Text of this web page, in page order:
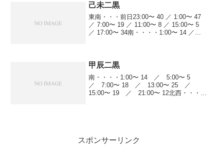
己未二黒
東南・・・前日23:00〜 40 ／ 1:00〜 47
／ 7:00〜 19 ／ 11:00〜 8 ／ 15:00〜 5
／ 17:00〜 34南・・・・1:00〜 14 ／
甲辰二黒
南・・・・1:00〜 14 ／ 5:00〜 5
／ 7:00〜 18 ／ 13:00〜 25 ／
15:00〜 19 ／ 21:00〜 12北西・・・
スポンサーリンク